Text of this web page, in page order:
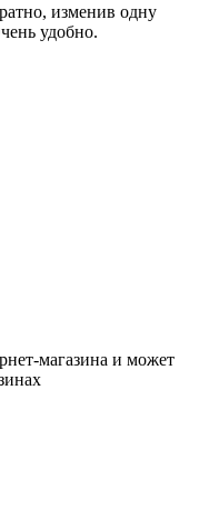
изменив одну
удобно.
магазина и может